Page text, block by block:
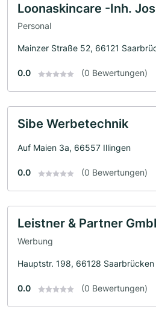
Loonaskincare -Inh.
Personal
Mainzer Straße 52, 66121
0.0 (0 Bewertungen)
Sibe Werbetechnik
Auf Maien 3a, 66557 Illingen
0.0 (0 Bewertungen)
Leistner & Partner
Werbung
Hauptstr. 198, 66128 Saarbrücken
0.0 (0 Bewertungen)